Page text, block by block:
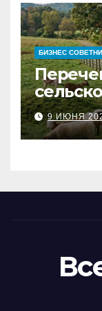
БИЗНЕС
9 ИЮНЯ